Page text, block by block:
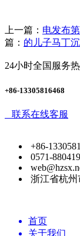
上一篇： 电发布
篇： 的儿子马丁
24小时全国服务
+86-13305816468
联系在线客服
+86-
0571-
浙江省杭州
首页
关于我们